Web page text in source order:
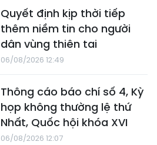
Quyết định kịp thời tiếp
thêm niềm tin cho người
dân vùng thiên tai
06/08/2026 12:49
Thông cáo báo chí số 4, Kỳ
họp không thường lệ thứ
Nhất, Quốc hội khóa XVI
06/08/2026 12:07